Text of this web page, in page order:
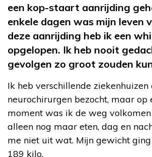
een kop-staart aanrijding
enkele dagen was mijn leven
deze aanrijding heb ik een
opgelopen. Ik heb nooit
gevolgen zo groot zouden
Ik heb verschillende ziekenhuizen
neurochirurgen bezocht, maar op
moment was ik de weg
alleen nog maar eten, dag en
me niet uit wat. Mijn gewicht
189 kilo.